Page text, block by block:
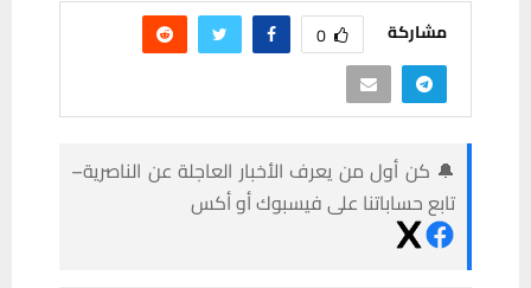
مشاركة 0
🔔 كن أول من يعرف الأخبار العاجلة عن الناصرية–
تابع حساباتنا على فيسبوك أو أكس